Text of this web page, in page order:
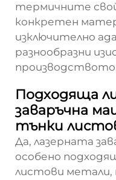
термичните
конкретен
изключително
разнообразни
Подходяща
заваръчна
тънки
Да, лазерната
особено
листови метали,